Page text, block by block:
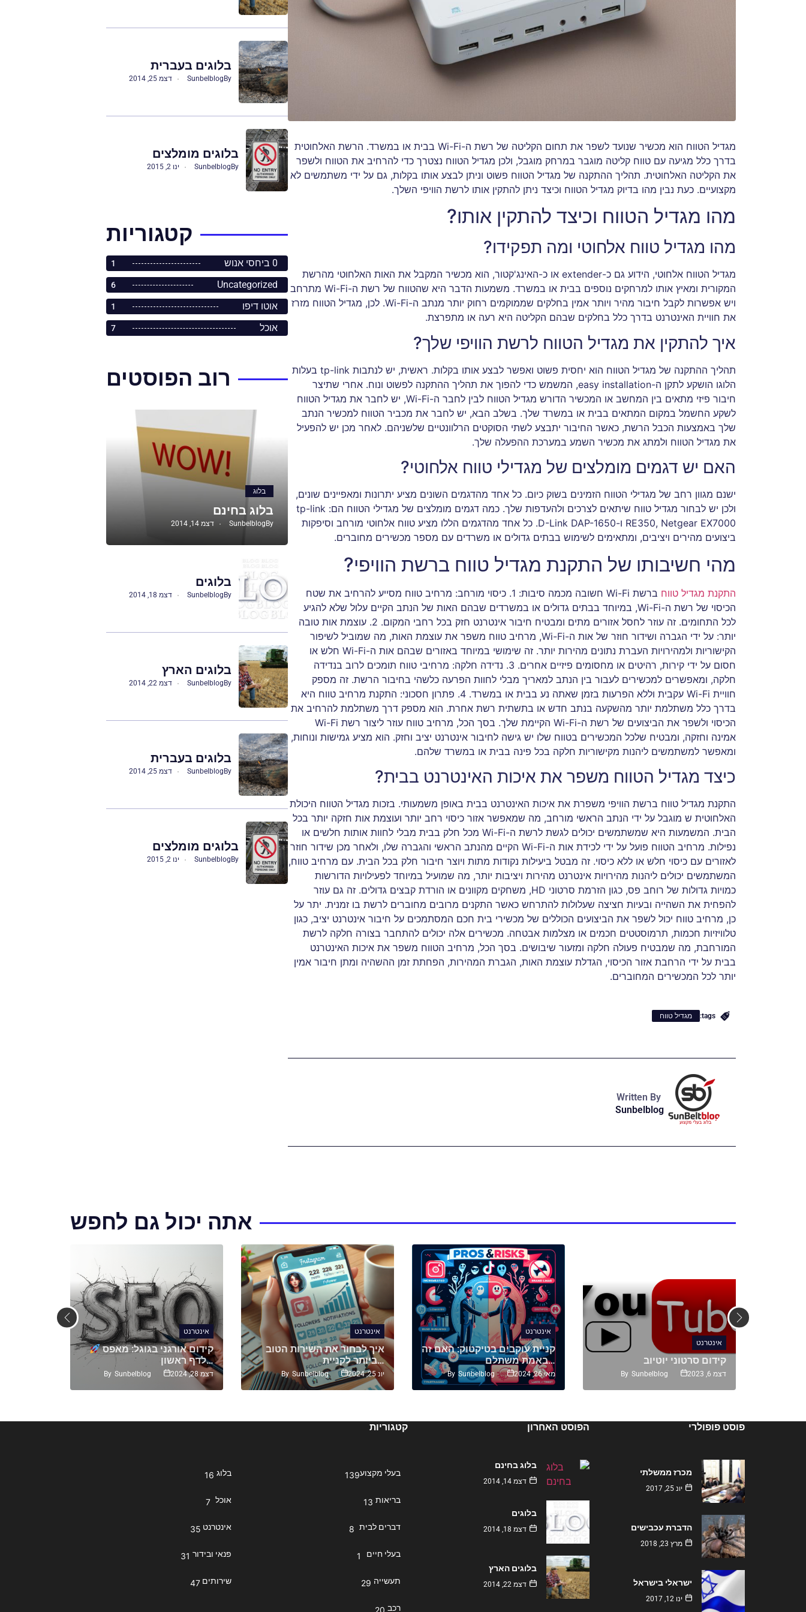
מגדיל הטווח הוא מכשיר שנועד לשפר את תחום הקליטה של רשת ה-Wi-Fi בבית או במשרד. הרשת האלחוטית
בדרך כלל מגיעה עם טווח קליטה מוגבר במרחק מוגבל, ולכן מגדיל הטווח נצטרך כדי להרחיב את הטווח ולשפר
את הקליטה האלחוטית. תהליך ההתקנה של מגדיל הטווח פשוט וניתן לבצע אותו בקלות, גם על ידי משתמשים לא
מקצועיים. כעת נבין מהו בדיוק מגדיל הטווח וכיצד ניתן להתקין אותו לרשת הוויפי השלך.
מהו מגדיל הטווח וכיצד להתקין אותו?
מהו מגדיל טווח אלחוטי ומה תפקידו?
מגדיל הטווח אלחוטי, הידוע גם כ-extender או כ-האינג'קטור, הוא מכשיר המקבל את האות האלחוטי מהרשת
המקורית ומאיץ אותו למרחקים נוספים בבית או במשרד. משמעות הדבר היא שהטווח של רשת ה-Wi-Fi מתרחב
ויש אפשרות לקבל חיבור מהיר ויותר אמין בחלקים שממוקמים רחוק יותר מנתב ה-Wi-Fi. לכן, מגדיל הטווח מזרז
את חוויית האינטרנט בדרך כלל בחלקים שבהם הקליטה היא רעה או מתפרצת.
איך להתקין את מגדיל הטווח לרשת הוויפי שלך?
תהליך ההתקנה של מגדיל הטווח הוא יחסית פשוט ואפשר לבצע אותו בקלות. ראשית, יש לנתבות tp-link בעלות
הלוגו הושקע לתקן ה-easy installation, המשמש כדי להפוך את תהליך ההתקנה לפשוט ונוח. אחרי שתיצר
חיבור פיזי מתאים בין המחשב או המכשיר הדורש מגדיל הטווח לבין לחבר ה-Wi-Fi, יש לחבר את מגדיל הטווח
לשקע החשמל במקום המתאים בבית או במשרד שלך. בשלב הבא, יש לחבר את מכביר הטווח למכשיר הנתב
שלך באמצעות הכבל הרשת, כאשר החיבור יתבצע לשתי הסוקטים הרלוונטיים שלשניהם. לאחר מכן יש להפעיל
את מגדיל הטווח ולמתג את מכשיר השמע במערכת ההפעלה שלך.
האם יש דגמים מומלצים של מגדילי טווח אלחוטי?
ישנם מגוון רחב של מגדילי הטווח הזמינים בשוק כיום. כל אחד מהדגמים השונים מציע יתרונות ומאפיינים שונים,
ולכן יש לבחור מגדיל טווח שיתאים לצרכים ולהעדפות שלך. כמה דגמים מומלצים של מגדילי הטווח הם: tp-link
RE350, Netgear EX7000 ו-D-Link DAP-1650. כל אחד מהדגמים הללו מציע טווח אלחוטי מורחב וסיפקות
ביצועים מהירים ויציבים, ומתאימים לשימוש בבתים גדולים או משרדים עם מספר מכשירים מחוברים.
מהי חשיבותו של התקנת מגדיל טווח ברשת הוויפי?
התקנת מגדיל טווח
ברשת Wi-Fi חשובה מכמה סיבות: 1. כיסוי מורחב: מרחיב טווח מסייע להרחיב את שטח
הכיסוי של רשת ה-Wi-Fi, במיוחד בבתים גדולים או במשרדים שבהם האות של הנתב הקיים עלול שלא להגיע
לכל התחומים. זה עוזר לחסל אזורים מתים ומבטיח חיבור אינטרנט חזק בכל רחבי המקום. 2. עוצמת אות טובה
יותר: על ידי הגברה ושידור חוזר של אות ה-Wi-Fi, מרחיב טווח משפר את עוצמת האות, מה שמוביל לשיפור
הקישוריות ולמהירויות העברת נתונים מהירות יותר. זה שימושי במיוחד באזורים שבהם אות ה-Wi-Fi חלש או
חסום על ידי קירות, רהיטים או מחסומים פיזיים אחרים. 3. נדידה חלקה: מרחיבי טווח תומכים לרוב בנדידה
חלקה, ומאפשרים למכשירים לעבור בין הנתב למאריך מבלי לחוות הפרעה כלשהי בחיבור הרשת. זה מספק
חוויית Wi-Fi עקבית וללא הפרעות בזמן שאתה נע בבית או במשרד. 4. פתרון חסכוני: התקנת מרחיב טווח היא
בדרך כלל משתלמת יותר מהשקעה בנתב חדש או בתשתית רשת אחרת. הוא מספק דרך משתלמת להרחיב את
הכיסוי ולשפר את הביצועים של רשת ה-Wi-Fi הקיימת שלך. בסך הכל, מרחיב טווח עוזר ליצור רשת Wi-Fi
אמינה וחזקה, ומבטיח שלכל המכשירים בטווח שלו יש גישה לחיבור אינטרנט יציב וחזק. הוא מציע גמישות ונוחות,
ומאפשר למשתמשים ליהנות מקישוריות חלקה בכל פינה בבית או במשרד שלהם.
כיצד מגדיל הטווח משפר את איכות האינטרנט בבית?
התקנת מגדיל טווח ברשת הוויפי משפרת את איכות האינטרנט בבית באופן משמעותי. בזכות מגדיל הטווח היכולת
האלחוטית ש מוגבל על ידי הנתב הראשי מורחב, מה שמאפשר אזור כיסוי רחב יותר ועוצמת אות חזקה יותר בכל
הבית. המשמעות היא שמשתמשים יכולים לגשת לרשת ה-Wi-Fi מכל חלק בבית מבלי לחוות אותות חלשים או
נפילות. מרחיב הטווח פועל על ידי לכידת אות ה-Wi-Fi הקיים מהנתב הראשי והגברה שלו, ולאחר מכן שידור חוזר
לאזורים עם כיסוי חלש או ללא כיסוי. זה מבטל ביעילות נקודות מתות ויוצר חיבור חלק בכל הבית. עם מרחיב טווח,
המשתמשים יכולים ליהנות מהירויות אינטרנט מהירות ויציבות יותר, מה שמועיל במיוחד לפעילויות הדורשות
כמויות גדולות של רוחב פס, כגון הזרמת סרטוני HD, משחקים מקוונים או הורדת קבצים גדולים. זה גם עוזר
להפחית את השהייה ובעיות חציצה שעלולות להתרחש כאשר התקנים מרובים מחוברים לרשת בו זמנית. יתר על
כן, מרחיב טווח יכול לשפר את הביצועים הכוללים של מכשירי בית חכם המסתמכים על חיבור אינטרנט יציב, כגון
טלוויזיות חכמות, תרמוסטטים חכמים או מצלמות אבטחה. מכשירים אלה יכולים להתחבר בצורה חלקה לרשת
המורחבת, מה שמבטיח פעולה חלקה ומזעור שיבושים. בסך הכל, מרחיב הטווח משפר את איכות האינטרנט
בבית על ידי הרחבת אזור הכיסוי, הגדלת עוצמת האות, הגברת המהירות, הפחתת זמן ההשהיה ומתן חיבור אמין
יותר לכל המכשירים המחוברים.
tags: מגדיל טווח
Written By
Sunbelblog
בלוגים בעברית
By
Sunbelblog דצמ 25, 2014
בלוגים מומלצים
By
Sunbelblog ינו 2, 2015
קטגוריות
0 ביחסי אנוש 1
Uncategorized
6
אוטו דיפו 1
אוכל 7
רוב הפוסטים
בלוג
בלוג בחינם
By
Sunbelblog דצמ 14, 2014
בלוגים
By
Sunbelblog דצמ 18, 2014
בלוגים הארץ
By
Sunbelblog דצמ 22, 2014
בלוגים בעברית
By
Sunbelblog דצמ 25, 2014
בלוגים מומלצים
By
Sunbelblog ינו 2, 2015
אתה יכול גם לחפש
אינטרנט
קידום אורגני בגוגל: מאפס
לדף ראשון…
By Sunbelblog דצמ 28, 2024
אינטרנט
איך לבחור את השירות הטוב
ביותר לקניית…
By Sunbelblog יונ 25, 2024
אינטרנט
קניית עוקבים בטיקטוק: האם זה
באמת משתלם…
By Sunbelblog מאי 26, 2024
אינטרנט
קידום סרטוני יוטיוב
By Sunbelblog דצמ 6, 2023
פוסט פופולרי
מכרז ממשלתי
יונ 25, 2017
הדברת עכבישים
מרץ 23, 2018
ישראלי בישראל
ינו 12, 2017
הפוסט האחרון
בלוג בחינם
דצמ 14, 2014
בלוגים
דצמ 18, 2014
בלוגים הארץ
דצמ 22, 2014
קטגוריות
בעלי מקצוע139 בלוג 16
בריאות 13 אוכל 7
דברים לבית 8 אינטרנט 35
בעלי חיים 1 פנאי ובידור 31
תעשייה 29 שירותים 47
רכב